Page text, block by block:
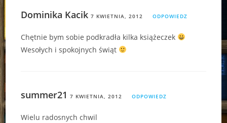
Dominika Kacik 7 KWIETNIA, 2012 ODPOWIEDZ
Chętnie bym sobie podkradła kilka książeczek
Wesołych i spokojnych świąt
summer21 7 KWIETNIA, 2012 ODPOWIEDZ
Wielu radosnych chwil